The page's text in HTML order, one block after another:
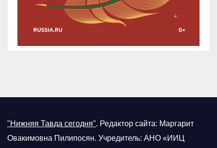
"Нижняя Тавда сегодня". Редактор сайта: Маргарит
Овакимовна Пилипосян. Учредитель: АНО «ИИЦ